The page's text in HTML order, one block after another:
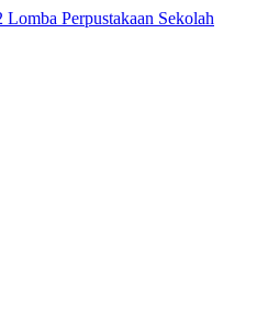
Perpustakaan Sekolah